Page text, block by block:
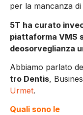
per la mancanza
5T ha curato
piattaforma VMS
deosorveglianza
Abbiamo parlato
tro Dentis,
Urmet.
Quali sono le